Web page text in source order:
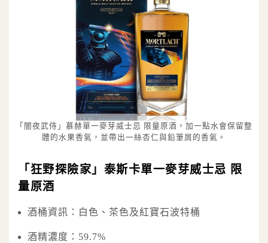
「闇夜武侍」慕赫單一麥芽威士忌 限量原酒，加一點水會保留整
體的水果香氣，並帶出一絲杏仁與鉛筆屑的香氣。
「狂野探險家」泰斯卡單一麥芽威士忌 限
量原酒
酒桶資訊：白色、茶色及紅寶石波特桶
酒精濃度：59.7%